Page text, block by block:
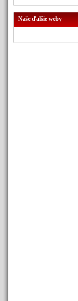
Naše ďalšie weby